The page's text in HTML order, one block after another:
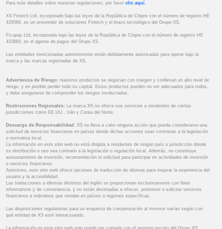
Para más detalles sobre nuestras regulaciones, por favor clic aquí .
XS Fintech Ltd, incorporado bajo las leyes de la República de Chipre con el número de registro HE
426566, es un proveedor de soluciones Fintech y el brazo tecnológico del Grupo XS.
Ficupay Ltd, incorporada bajo las leyes de la República de Chipre con el número de registro HE
433983, es el agente de pagos del Grupo XS.
Las entidades mencionadas anteriormente están debidamente autorizadas para operar bajo la
marca y las marcas registradas de XS.
Advertencia de Riesgo: nuestros productos se negocian con margen y conllevan un alto nivel de
riesgo, y es posible perder todo su capital. Estos productos pueden no ser adecuados para todos,
y debe asegurarse de comprender los riesgos involucrados.
Restricciones Regionales: La marca XS no ofrece sus servicios a residentes de ciertas
jurisdicciones como EE.UU., Irán y Corea del Norte.
Descargo de Responsabilidad: XS no lleva a cabo ninguna acción que pueda considerarse una
solicitud de servicios financieros en países donde dichas acciones sean contrarias a la legislación
o normativa local.
La información en este sitio web no está dirigida a residentes de ningún país o jurisdicción donde
su distribución o uso sea contrario a la legislación o regulación local. Además, no constituye
asesoramiento de inversión, recomendación ni solicitud para participar en actividades de inversión
o servicios financieros.
Asimismo, este sitio web ofrece opciones de traducción de idiomas para mejorar la experiencia del
usuario y la accesibilidad.
Las traducciones a idiomas distintos del inglés se proporcionan exclusivamente con fines
informativos y de conveniencia, y no están destinadas a ofrecer, promover o solicitar servicios
financieros a individuos que residan en países o regiones específicas.
Las disposiciones regulatorias para un esquema de compensación al inversor varían según con
qué entidad de XS esté interactuando.